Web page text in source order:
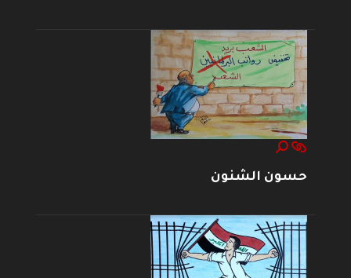
حسون الشنون